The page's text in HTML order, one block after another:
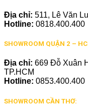
Địa chỉ: 511, Lê Văn
Hotline: 0818.400.400
SHOWROOM QUẬN 2 –
Địa chỉ: 669 Đỗ Xuân
TP.HCM
Hotline: 0853.400.400
SHOWROOM CẦN THƠ: